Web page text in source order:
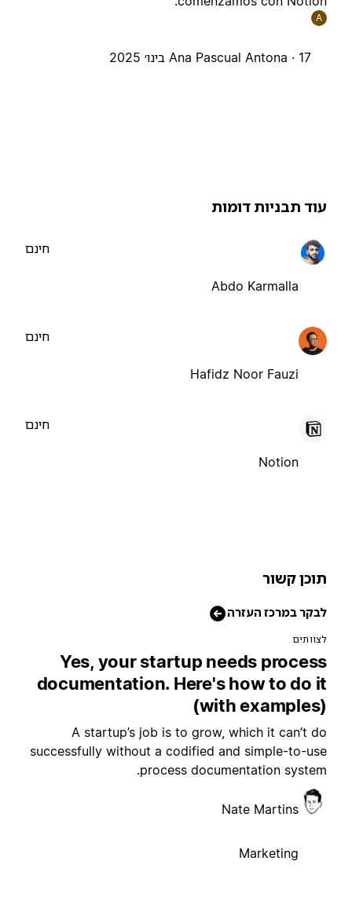
Ana Pascual Antona ·
תבניות דומות
Abdo Karmalla
Hafidz Noor Fauzi
Notion
קשור
במרכז העזרה
Yes, your startup needs
documentation. Here's how to do
(with
A startup’s job is to grow, which it can’t
successfully without a codified and simple-to-
process documentation
Nate Martins
Marketing